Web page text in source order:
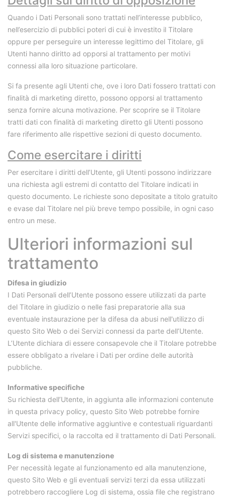
Quando i Dati Personali sono trattati nell’interesse pubblico,
nell’esercizio di pubblici poteri di cui è investito il Titolare
oppure per perseguire un interesse legittimo del Titolare, gli
Utenti hanno diritto ad opporsi al trattamento per motivi
connessi alla loro situazione particolare.
Si fa presente agli Utenti che, ove i loro Dati fossero trattati con
finalità di marketing diretto, possono opporsi al trattamento
senza fornire alcuna motivazione. Per scoprire se il Titolare
tratti dati con finalità di marketing diretto gli Utenti possono
fare riferimento alle rispettive sezioni di questo documento.
Come esercitare i diritti
Per esercitare i diritti dell’Utente, gli Utenti possono indirizzare
una richiesta agli estremi di contatto del Titolare indicati in
questo documento. Le richieste sono depositate a titolo gratuito
e evase dal Titolare nel più breve tempo possibile, in ogni caso
entro un mese.
Ulteriori informazioni sul
trattamento
Difesa in giudizio
I Dati Personali dell’Utente possono essere utilizzati da parte
del Titolare in giudizio o nelle fasi preparatorie alla sua
eventuale instaurazione per la difesa da abusi nell'utilizzo di
questo Sito Web o dei Servizi connessi da parte dell’Utente.
L’Utente dichiara di essere consapevole che il Titolare potrebbe
essere obbligato a rivelare i Dati per ordine delle autorità
pubbliche.
Informative specifiche
Su richiesta dell’Utente, in aggiunta alle informazioni contenute
in questa privacy policy, questo Sito Web potrebbe fornire
all'Utente delle informative aggiuntive e contestuali riguardanti
Servizi specifici, o la raccolta ed il trattamento di Dati Personali.
Log di sistema e manutenzione
Per necessità legate al funzionamento ed alla manutenzione,
questo Sito Web e gli eventuali servizi terzi da essa utilizzati
potrebbero raccogliere Log di sistema, ossia file che registrano